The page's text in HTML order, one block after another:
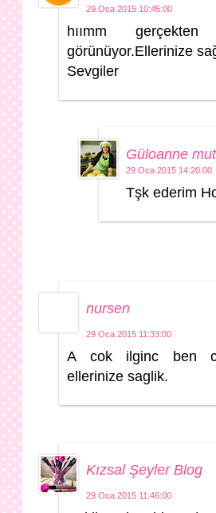
29 Oca 2015 10:45:00
hıımm
görünüyor.Ellerinize
Sevgiler
Güloanne
29 Oca 2015 14:20:00
Tşk ederim
nursen
29 Oca 2015 11:33:00
A cok ilginc ben
ellerinize saglik.
Kızsal Şeyler Blog
29 Oca 2015 11:46:00